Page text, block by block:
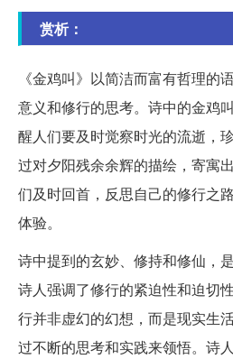
赏析：
《金鸡叫》以简洁而富有哲理的
意义和修行的思考。诗中的金鸡
醒人们要及时觉察时光的流逝，
过对夕阳残余余辉的描绘，寄寓
们及时回首，反思自己的修行之
体验。
诗中提到的玄妙、修持和修仙，
诗人强调了修行的紧迫性和迫切
行并非虚幻的幻想，而是现实生
过不断的思考和实践来领悟。诗